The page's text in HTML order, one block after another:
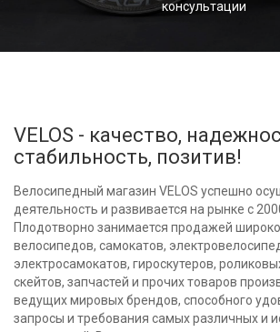
консультации
VELOS - качество,
стабильность, позитив!
Велосипедный магазин VELOS успешно
деятельность и развивается на рынке с
Плодотворно занимается продажей
велосипедов, самокатов,
электросамокатов, гироскутеров,
скейтов, запчастей и прочих товаров
ведущих мировых брендов, способного
запросы и требования самых различных и